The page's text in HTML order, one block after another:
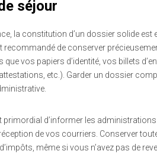
séjour
la constitution d’un dossier solide est
recommandé de conserver
vos papiers d’identité, vos billets
etc.). Garder un dossier
primordial d’informer les
de vos courriers. Conserver
même si vous n’avez pas de